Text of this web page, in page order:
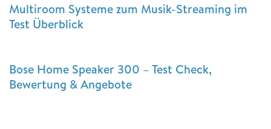
Multiroom Systeme zum Musik-Streaming im
Test Überblick
Bose Home Speaker 300 – Test Check,
Bewertung & Angebote